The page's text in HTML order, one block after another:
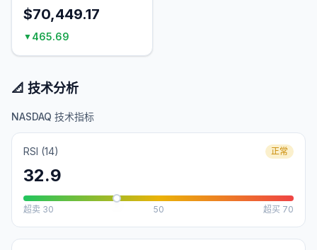
$70,449.17
▼ 465.69
📐 技术分析
NASDAQ 技术指标
RSI (14) 正常
32.9
超卖 30 50 超买 70